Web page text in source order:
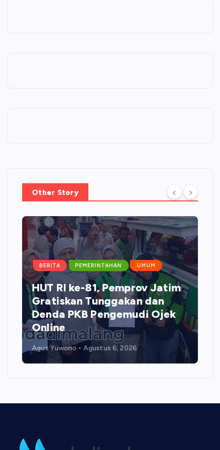
Other Story
BERITA EKBIS UMUM
Ground Breaking Pagi Tadi,
Prime Plaza Batu Siap
Menjadi Destinasi Pilihan di
Kota Batu
Agus Yuwono Agustus 3, 2026